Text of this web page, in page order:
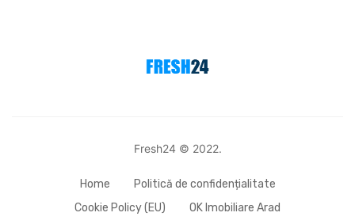
Fresh24 © 2022.
Home
Politică de confidențialitate
Cookie Policy (EU)
OK Imobiliare Arad